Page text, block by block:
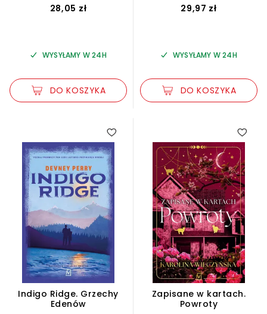
28,05 zł
WYSYŁAMY W 24H
DO KOSZYKA
29,97 zł
WYSYŁAMY W 24H
DO KOSZYKA
4.00
Indigo Ridge. Grzechy
Edenów
Zapisane w kartach.
Powroty